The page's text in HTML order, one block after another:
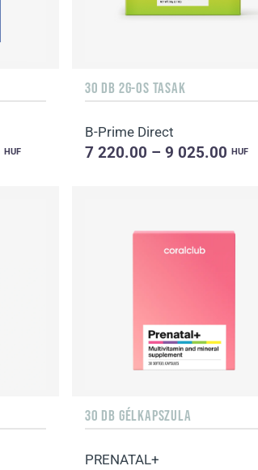
HUF
30 DB 2G-OS TASAK
B-Prime Direct
7 220.00 – 9 025.00 HUF
30 DB GÉLKAPSZULA
PRENATAL+